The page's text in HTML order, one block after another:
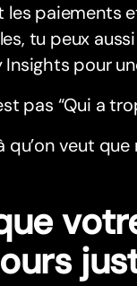
paiements
tu peux
pour
pas “Qui a
qu’on veut que